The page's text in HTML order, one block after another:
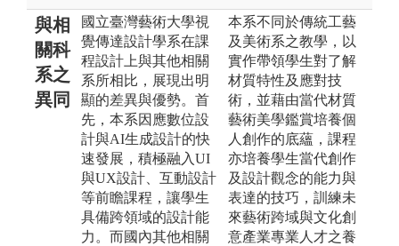
與相
關科
系之
異同
國立臺灣藝術大學視
覺傳達設計學系在課
程設計上與其他相關
系所相比，展現出明
顯的差異與優勢。首
先，本系因應數位設
計與AI生成設計的快
速發展，積極融入UI
與UX設計、互動設計
等前瞻課程，讓學生
具備跨領域的設計能
力。而國內其他相關
本系不同於傳統工藝
及美術系之教學，以
實作帶領學生對了解
材質特性及應對技
術，並藉由當代材質
藝術美學鑑賞培養個
人創作的底蘊，課程
亦培養學生當代創作
及設計觀念的能力與
表達的技巧，訓練未
來藝術跨域與文化創
意產業專業人才之養